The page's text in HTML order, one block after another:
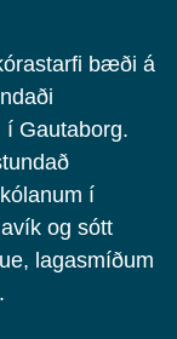
bæði á
Gautaborg.
í
og sótt
lagasmíðum